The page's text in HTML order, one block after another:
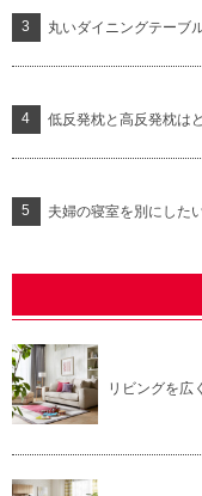
丸いダイニングテーブ
低反発枕と高反発枕は
夫婦の寝室を別にした
リビングを広